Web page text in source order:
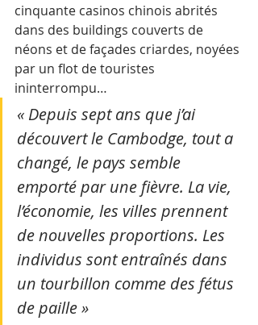
cinquante casinos chinois abrités
dans des buildings couverts de
néons et de façades criardes, noyées
par un flot de touristes
ininterrompu…
« Depuis sept ans que j’ai
découvert le Cambodge, tout a
changé, le pays semble
emporté par une fièvre. La vie,
l’économie, les villes prennent
de nouvelles proportions. Les
individus sont entraînés dans
un tourbillon comme des fétus
de paille »